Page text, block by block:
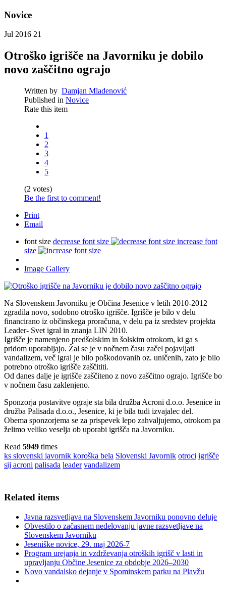
Novice
Jul 2016 21
Otroško igrišče na Javorniku je dobilo
novo zaščitno ograjo
Written by Damjan Mladenović
Published in Novice
Rate this item
1
2
3
4
5
(2 votes)
Be the first to comment!
Print
Email
font size decrease font size
increase font
size
Image Gallery
Na Slovenskem Javorniku je Občina Jesenice v letih 2010-2012
zgradila novo, sodobno otroško igrišče. Igrišče je bilo v delu
financirano iz občinskega proračuna, v delu pa iz sredstev projekta
Leader- Svet igral in znanja LIN 2010.
Igrišče je namenjeno predšolskim in šolskim otrokom, ki ga s
pridom uporabljajo. Žal se je v nočnem času začel pojavljati
vandalizem, več igral je bilo poškodovanih oz. uničenih, zato je bilo
potrebno otroško igrišče zaščititi.
Od danes dalje je igrišče zaščiteno z novo zaščitno ograjo. Igrišče bo
v nočnem času zaklenjeno.
Sponzorja postavitve ograje sta bila družba Acroni d.o.o. Jesenice in
družba Palisada d.o.o., Jesenice, ki je bila tudi izvajalec del.
Obema sponzorjema se za prispevek lepo zahvaljujemo, otrokom pa
želimo veliko veselja ob uporabi igrišča na Javorniku.
Read 5949 times
ks slovenski javornik koroška bela Slovenski Javornik otroci igrišče
sij acroni palisada leader vandalizem
Related items
Javna razsvetljava na Slovenskem Javorniku ponovno deluje
Obvestilo o začasnem nedelovanju javne razsvetljave na
Slovenskem Javorniku
Jeseniške novice, 29. maj 2026-7
Program urejanja in vzdrževanja otroških igrišč v lasti in
upravljanju Občine Jesenice za obdobje 2026–2030
Novo vandalsko dejanje v Spominskem parku na Plavžu